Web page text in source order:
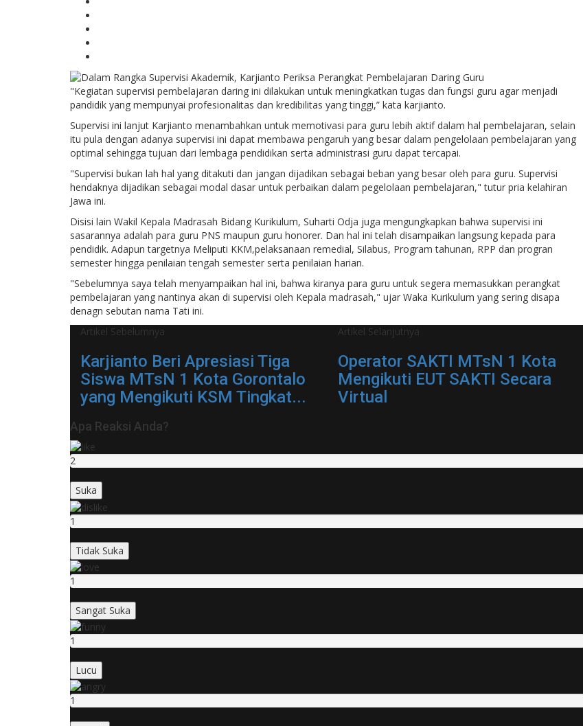
"Kegiatan supervisi pembelajaran daring ini dilakukan untuk meningkatkan tugas dan fungsi guru agar menjadi
pandidik yang mempunyai profesionalitas dan kredibilitas yang tinggi,” kata karjianto.
Supervisi ini lanjut Karjianto menambahkan untuk memotivasi para guru lebih aktif dalam hal pembelajaran, selain
itu pula dengan adanya supervisi ini dapat membawa pengaruh yang besar dalam pengelolaan pembelajaran yang
optimal sehingga tujuan dari lembaga pendidikan serta administrasi guru dapat tercapai.
"Supervisi bukan lah hal yang ditakuti dan jangan dijadikan sebagai beban yang besar oleh para guru. Supervisi
hendaknya dijadikan sebagai modal dasar untuk perbaikan dalam pegelolaan pembelajaran," tutur pria kelahiran
Jawa ini.
Disisi lain Wakil Kepala Madrasah Bidang Kurikulum, Suharti Odja juga mengungkapkan bahwa supervisi ini
sasarannya adalah para guru PNS maupun guru honorer. Dan hal ini telah disampaikan langsung kepada para
pendidik. Adapun targetnya Meliputi KKM,pelaksanaan remedial, Silabus, Program tahunan, RPP dan progran
semester hingga penilaian tengah semester serta penilaian harian.
"Sebelumnya saya telah menyampaikan hal ini, bahwa kiranya para guru untuk segera memasukkan perangkat
pembelajaran yang nantinya akan di supervisi oleh Kepala madrasah," ujar Waka Kurikulum yang sering disapa
denagn sebutan nama Tati ini.
Artikel Sebelumnya
Karjianto Beri Apresiasi Tiga
Siswa MTsN 1 Kota Gorontalo
yang Mengikuti KSM Tingkat...
Artikel Selanjutnya
Operator SAKTI MTsN 1 Kota
Mengikuti EUT SAKTI Secara
Virtual
Apa Reaksi Anda?
2
Suka
1
Tidak Suka
1
Sangat Suka
1
Lucu
1